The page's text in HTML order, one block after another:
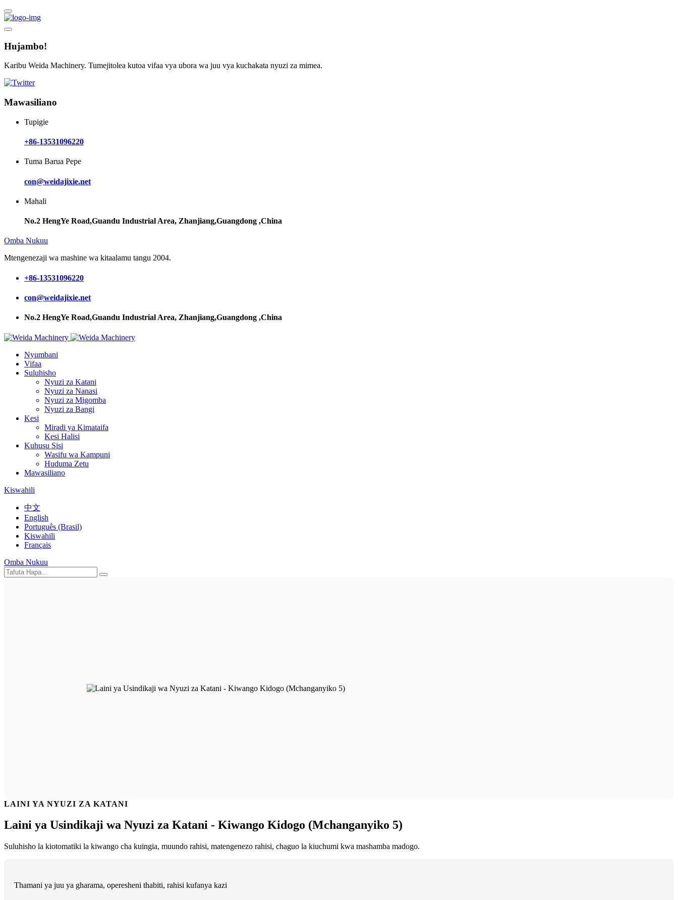
Hujambo!
Karibu Weida Machinery. Tumejitolea kutoa vifaa vya ubora wa juu vya kuchakata nyuzi za mimea.
Mawasiliano
Tupigie
+86-13531096220
Tuma Barua Pepe
con@weidajixie.net
Mahali
No.2 HengYe Road,Guandu Industrial Area, Zhanjiang,Guangdong ,China
Omba Nukuu
Mtengenezaji wa mashine wa kitaalamu tangu 2004.
+86-13531096220
con@weidajixie.net
No.2 HengYe Road,Guandu Industrial Area, Zhanjiang,Guangdong ,China
Nyumbani
Vifaa
Suluhisho
Nyuzi za Katani
Nyuzi za Nanasi
Nyuzi za Migomba
Nyuzi za Bangi
Kesi
Miradi ya Kimataifa
Kesi Halisi
Kuhusu Sisi
Wasifu wa Kampuni
Huduma Zetu
Mawasiliano
Kiswahili
中文
English
Português (Brasil)
Kiswahili
Français
Omba Nukuu
LAINI YA NYUZI ZA KATANI
Laini ya Usindikaji wa Nyuzi za Katani - Kiwango Kidogo (Mchanganyiko 5)
Suluhisho la kiotomatiki la kiwango cha kuingia, muundo rahisi, matengenezo rahisi, chaguo la kiuchumi kwa mashamba madogo.
Thamani ya juu ya gharama, operesheni thabiti, rahisi kufanya kazi